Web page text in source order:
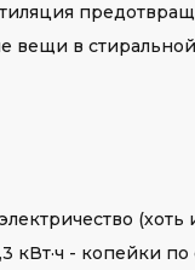
вещи в
кВт·ч - копейки